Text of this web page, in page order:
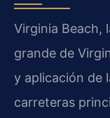
Virginia Beach,
grande de
y aplicación de
carreteras